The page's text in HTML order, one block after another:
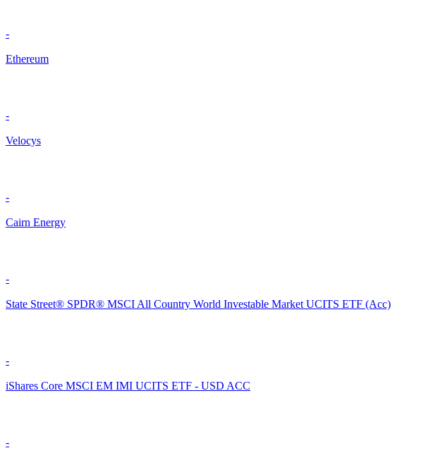
-
Ethereum
-
Velocys
-
Cairn Energy
-
State Street® SPDR® MSCI All Country World Investable Market UCITS ETF (Acc)
-
iShares Core MSCI EM IMI UCITS ETF - USD ACC
-